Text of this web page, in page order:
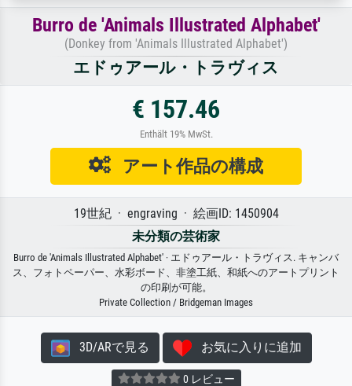
Burro de 'Animals Illustrated Alphabet'
(Donkey from 'Animals Illustrated Alphabet')
エドゥアール・トラヴィス
€ 157.46
Enthält 19% MwSt.
アート作品の構成
19世紀 · engraving · 絵画ID: 1450904
未分類の芸術家
Burro de 'Animals Illustrated Alphabet' · エドゥアール・トラヴィス. キャンバ
ス、フォトペーパー、水彩ボード、非塗工紙、和紙へのアートプリント
の印刷が可能。
Private Collection / Bridgeman Images
3D/ARで見る お気に入りに追加
0 レビュー